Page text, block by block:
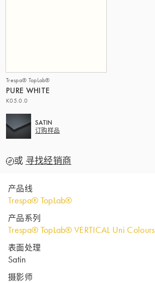
Trespa® TopLab®
PURE WHITE
K05.0.0
SATIN
订购样品
或 寻找经销商
产品线
Trespa® TopLab®
产品系列
Trespa® TopLab® VERTICAL Uni Colours
表面处理
Satin
摄影师